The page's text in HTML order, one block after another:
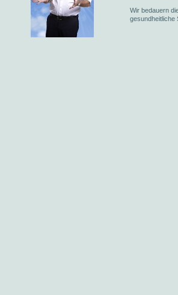
Wir bedauern
gesundheitliche